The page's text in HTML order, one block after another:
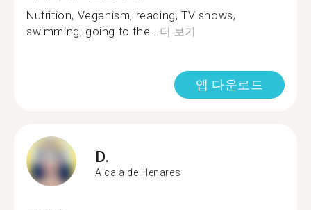
Nutrition, Veganism, reading, TV shows,
swimming, going to the...더 보기
앱 다운로드
D.
Alcala de Henares